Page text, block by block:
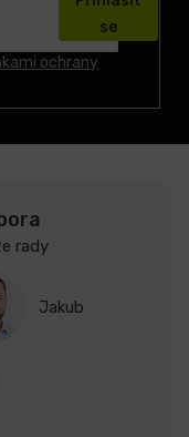
ochrany
se
rady
Jakub